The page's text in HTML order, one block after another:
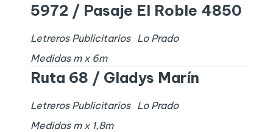
5972 / Pasaje El Roble 4850
Letreros Publicitarios
Lo Prado
Medidas m x 6m
Ruta 68 / Gladys Marín
Letreros Publicitarios
Lo Prado
Medidas m x 1,8m